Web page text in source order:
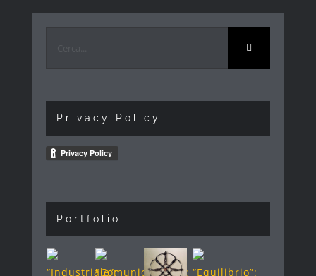
Privacy Policy
Portfolio